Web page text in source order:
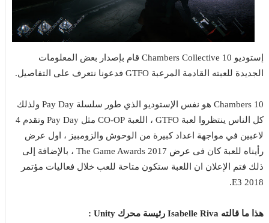
إستوديو 10 Chambers Collective قام بإصدار بعض المعلومات
الجديدة للعبته القادمة المرعبة GTFO فدعونا نتعرف على التفاصيل.
10 Chambers هو نفس الإستوديو الذي طور سلسلة Pay Day ولذلك
كل الناس ينتظروا لعبة GTFO ، اللعبة CO-OP مثل Pay Day وتقدم 4
لاعبين في مواجهة اعداد كبيرة من الوحوش والزومبيز ، اول عرض
رأيناه للعبة كان فى عرض The Game Awards 2017 ، بالإضافة إلى
ذلك فتم الإعلان ان اللعبة ستكون متاحة للعب خلال فعاليات مؤتمر
E3 2018.
هذا ما قالته Isabelle Riva رئيسة محرك Unity :